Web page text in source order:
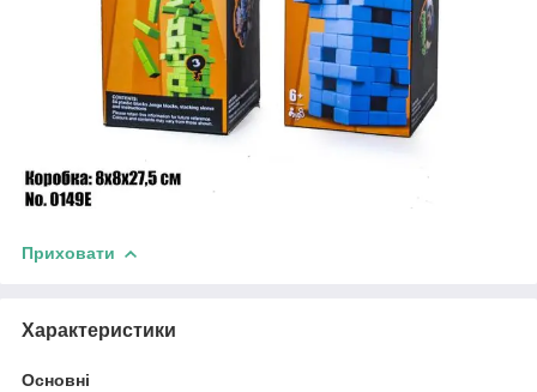
Приховати
Характеристики
Основні